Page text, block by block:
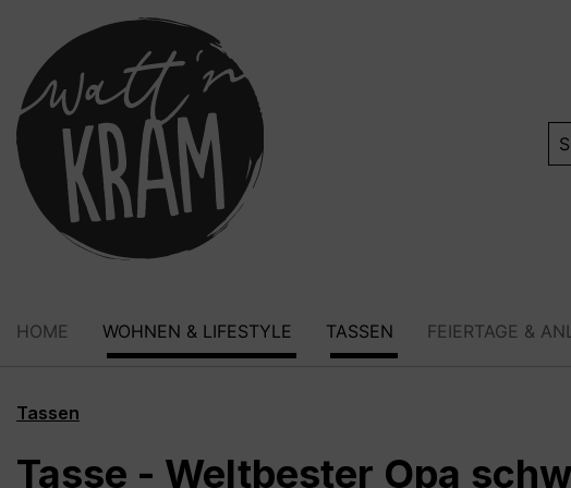
Zur Hauptnavigation springen
HOME WOHNEN & LIFESTYLE TASSEN FEIERTAGE &
Tassen
Tasse - Weltbester Opa